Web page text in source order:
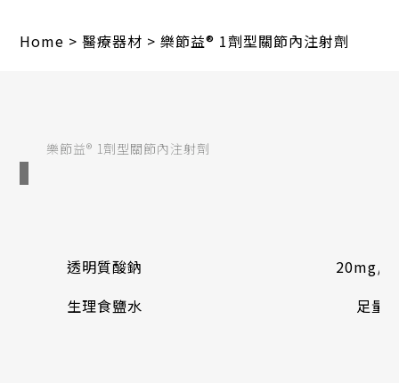
Home >醫療器材 >樂節益® 1劑型關節內注射劑
樂節益® 1劑型關節內注射劑
透明質酸鈉
20mg/
生理食鹽水
足量